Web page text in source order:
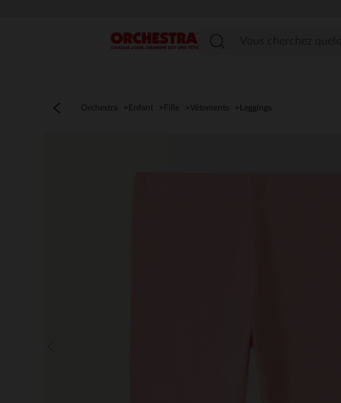
Menu
Orchestra Enfant Fille Vêtements Leggings